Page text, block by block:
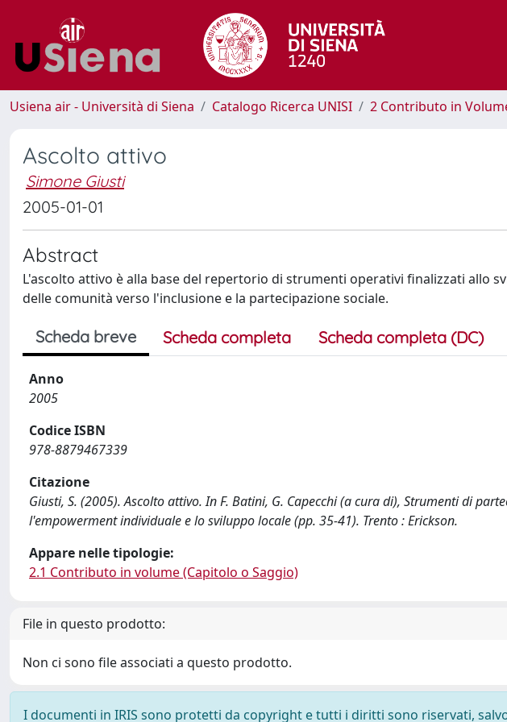
Usiena air - Università di Siena Catalogo Ricerca UNISI 2 Contributo in
Ascolto attivo
Simone Giusti
2005-01-01
Abstract
L'ascolto attivo è alla base del repertorio di strumenti operativi finalizzati allo
delle comunità verso l'inclusione e la partecipazione sociale.
Scheda breve Scheda completa Scheda completa (DC)
Anno
2005
Codice ISBN
978-8879467339
Citazione
Giusti, S. (2005). Ascolto attivo. In F. Batini, G. Capecchi (a cura di), Strumenti di
l'empowerment individuale e lo sviluppo locale (pp. 35-41). Trento : Erickson.
Appare nelle tipologie:
2.1 Contributo in volume (Capitolo o Saggio)
File in questo prodotto:
Non ci sono file associati a questo prodotto.
I documenti in IRIS sono protetti da copyright e tutti i diritti sono riservati,